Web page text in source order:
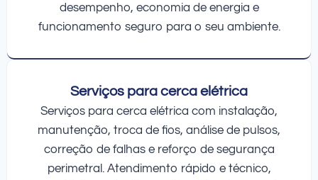
desempenho, economia de energia e
funcionamento seguro para o seu ambiente.
Serviços para cerca elétrica
Serviços para cerca elétrica com instalação,
manutenção, troca de fios, análise de pulsos,
correção de falhas e reforço de segurança
perimetral. Atendimento rápido e técnico,